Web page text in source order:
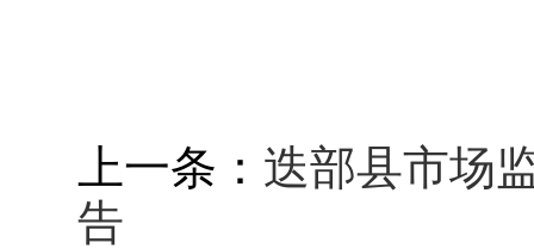
上一条： 迭部县市场
告